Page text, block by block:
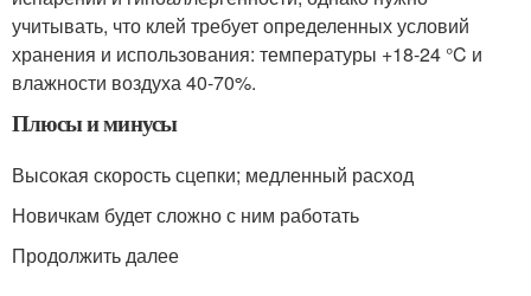
учитывать, что клей требует определенных условий
хранения и использования: температуры +18-24 °C и
влажности воздуха 40-70%.
Плюсы и минусы
Высокая скорость сцепки; медленный расход
Новичкам будет сложно с ним работать
Продолжить далее